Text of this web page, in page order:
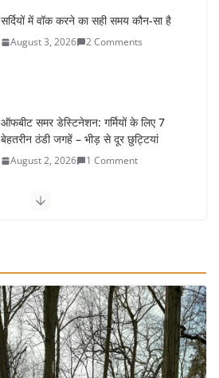
सर्दियों में वॉक करने का सही समय कौन-सा है
August 3, 2026 2 Comments
ऑफबीट समर डेस्टिनेशन: गर्मियों के लिए 7
बेहतरीन ठंडी जगहें – भीड़ से दूर छुट्टियां
August 2, 2026 1 Comment
कश्मीर यात्रा गाइड: प्राकृतिक सुंदरता और
वजन घटाने के लिए 8 बेहतरीन वॉकिंग
एक्सरसाइज: 1 महीने में पाएं 3-4 किलो कम
वजन
July 31, 2026 1 Comment